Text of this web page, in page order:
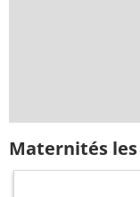
Maternités